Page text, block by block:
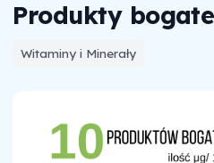
Produkty
Witaminy i Minerały